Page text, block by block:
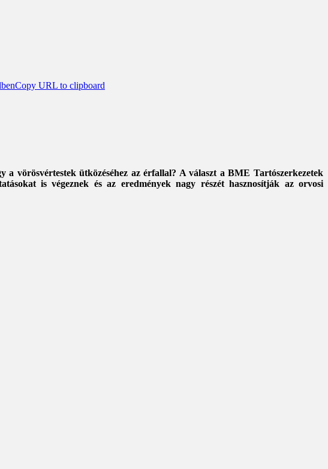
Copy URL to clipboard
a vörösvértestek ütközéséhez az érfallal? A választ a BME Tartószerkezetek
is végeznek és az eredmények nagy részét hasznosítják az orvosi